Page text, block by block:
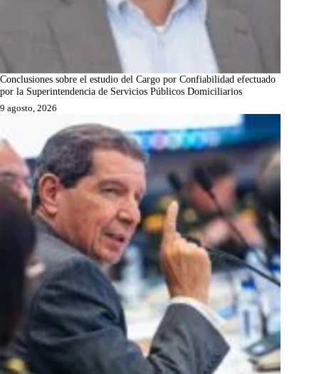
Conclusiones sobre el estudio del Cargo por Confiabilidad efectuado
por la Superintendencia de Servicios Públicos Domiciliarios
9 agosto, 2026